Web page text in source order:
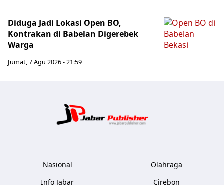
Diduga Jadi Lokasi Open BO,
Kontrakan di Babelan Digerebek
Warga
Jumat, 7 Agu 2026 - 21:59
Nasional
Info Jabar
Olahraga
Cirebon